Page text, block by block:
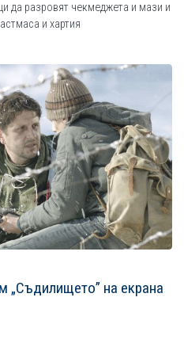
да разровят чекмеджета и мази и
и хартия
„Съдилището” на екрана